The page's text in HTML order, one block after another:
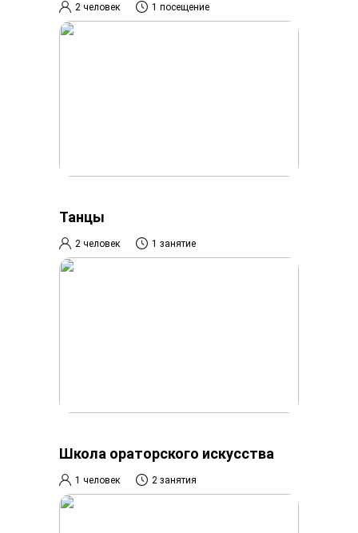
2 человек 1 посещение
Танцы
2 человек 1 занятие
Школа ораторского искусства
1 человек 2 занятия